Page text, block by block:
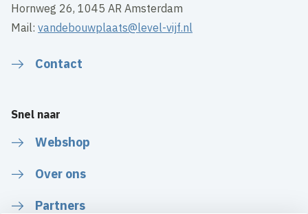
Hornweg 26, 1045 AR Amsterdam
Mail:vandebouwplaats@level-vijf.nl
Contact
Snel naar
Webshop
Over ons
Partners